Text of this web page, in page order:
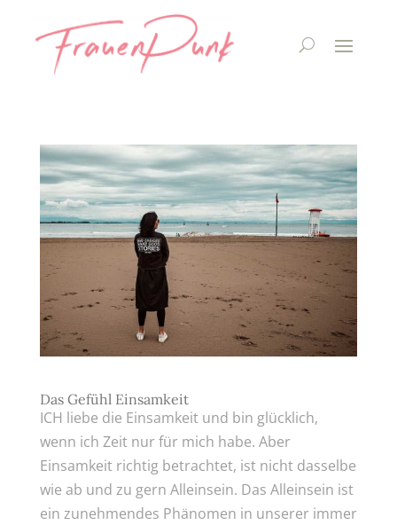
Das Gefühl Einsamkeit
ICH liebe die Einsamkeit und bin glücklich,
wenn ich Zeit nur für mich habe. Aber
Einsamkeit richtig betrachtet, ist nicht dasselbe
wie ab und zu gern Alleinsein. Das Alleinsein ist
ein zunehmendes Phänomen in unserer immer